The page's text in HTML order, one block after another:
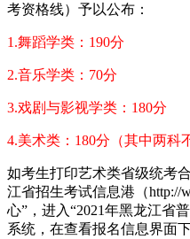
考资格线）予以公布：
1.舞蹈学类：190分
2.音乐学类：70分
3.戏剧与影视学类：180分
4.美术类：180分（其中两科
如考生打印艺术类省级统考
江省招生考试信息港（http://
心”，进入“2021年黑龙江省
系统，在查看报名信息界面